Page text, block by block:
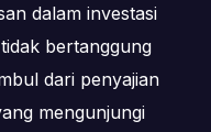
dalam investasi
bertanggung
dari penyajian
mengunjungi